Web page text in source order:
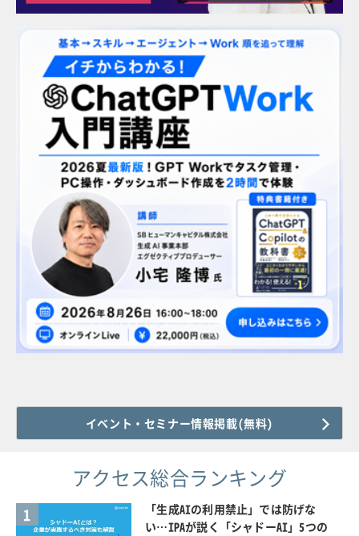
イベント・セミナー情報掲載(無料)
アクセス総合ランキング
1
「生成AIの利用禁止」では防げな
い…IPAが説く「シャドーAI」5つの